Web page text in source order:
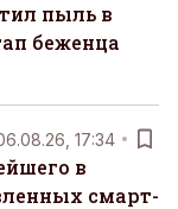
пыль в
беженца
17:34
в
смарт-